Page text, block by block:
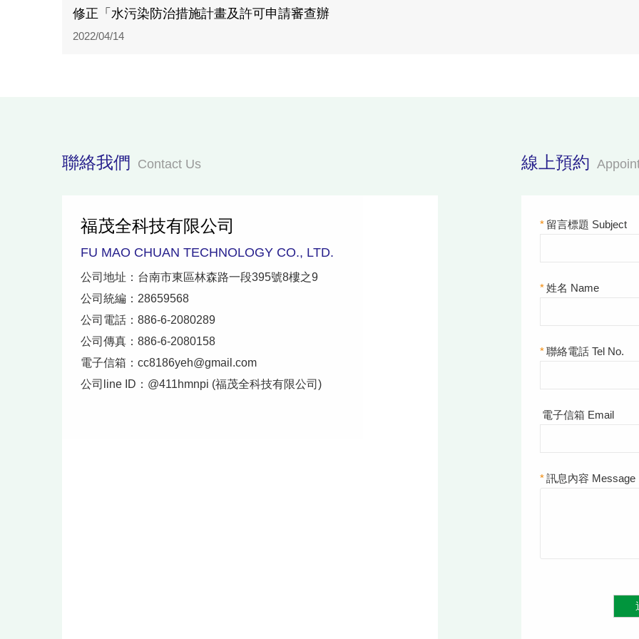
修正「水污染防治措施計畫及許可申請審查辦
2022/04/14
聯絡我們 Contact Us
福茂全科技有限公司
FU MAO CHUAN TECHNOLOGY CO., LTD.
公司地址：台南市東區林森路一段395號8樓之9
公司統編：28659568
公司電話：886-6-2080289
公司傳真：886-6-2080158
電子信箱：cc8186yeh@gmail.com
公司line ID：@411hmnpi (福茂全科技有限公司)
線上預約
* 留言標題 Subject
*姓名 Name
*聯絡電話 Tel No.
電子信箱 Email
*訊息內容 Message